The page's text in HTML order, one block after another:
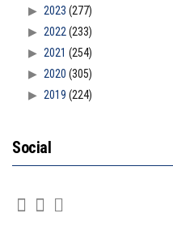
2023 (277)
2022 (233)
2021 (254)
2020 (305)
2019 (224)
Social